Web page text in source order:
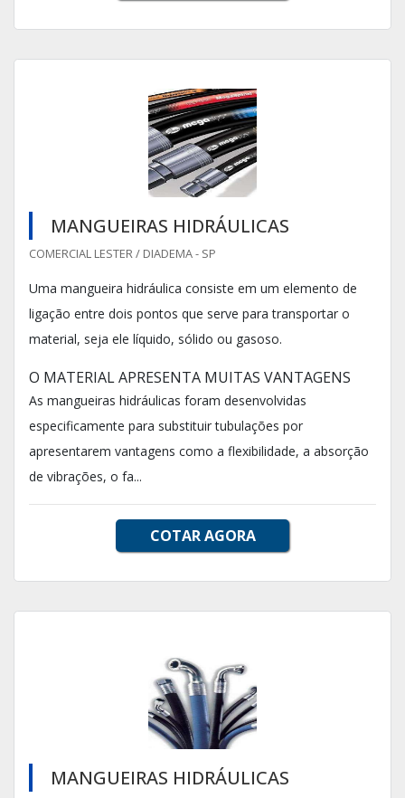
MANGUEIRAS HIDRÁULICAS
COMERCIAL LESTER / DIADEMA - SP
Uma mangueira hidráulica consiste em um elemento de
ligação entre dois pontos que serve para transportar o
material, seja ele líquido, sólido ou gasoso.
O MATERIAL APRESENTA MUITAS VANTAGENS
As mangueiras hidráulicas foram desenvolvidas
especificamente para substituir tubulações por
apresentarem vantagens como a flexibilidade, a absorção
de vibrações, o fa...
COTAR AGORA
MANGUEIRAS HIDRÁULICAS